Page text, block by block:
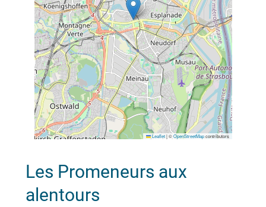
Leaflet |©OpenStreetMapcontributors
Les Promeneurs aux
alentours